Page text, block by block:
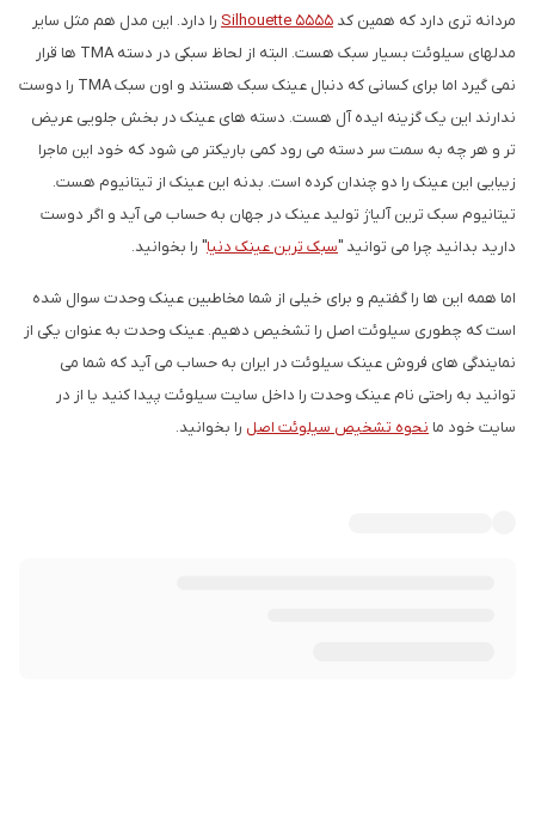
مردانه تری دارد که همین کد Silhouette 5555 را دارد. این مدل هم مثل سایر
مدلهای سیلوئت بسیار سبک هست. البته از لحاظ سبکی در دسته TMA ها قرار
نمی گیرد اما برای کسانی که دنبال عینک سبک هستند و اون سبک TMA را دوست
ندارند این یک گزینه ایده آل هست. دسته های عینک در بخش جلویی عریض
تر و هر چه به سمت سر دسته می رود کمی باریکتر می شود که خود این ماجرا
زیبایی این عینک را دو چندان کرده است. بدنه این عینک از تیتانیوم هست.
تیتانیوم سبک ترین آلیاژ تولید عینک در جهان به حساب می آید و اگر دوست
دارید بدانید چرا می توانید "سبک ترین عینک دنیا" را بخوانید.
اما همه این ها را گفتیم و برای خیلی از شما مخاطبین عینک وحدت سوال شده
است که چطوری سیلوئت اصل را تشخیص دهیم. عینک وحدت به عنوان یکی از
نمایندگی های فروش عینک سیلوئت در ایران به حساب می آید که شما می
توانید به راحتی نام عینک وحدت را داخل سایت سیلوئت پیدا کنید یا از در
سایت خود ما نحوه تشخیص سیلوئت اصل را بخوانید.